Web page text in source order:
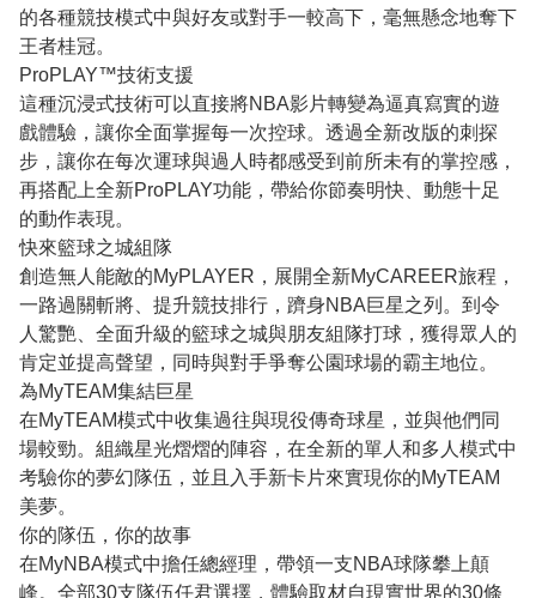
的各種競技模式中與好友或對手一較高下，毫無懸念地奪下
王者桂冠。
ProPLAY™技術支援
這種沉浸式技術可以直接將NBA影片轉變為逼真寫實的遊
戲體驗，讓你全面掌握每一次控球。透過全新改版的刺探
步，讓你在每次運球與過人時都感受到前所未有的掌控感，
再搭配上全新ProPLAY功能，帶給你節奏明快、動態十足
的動作表現。
快來籃球之城組隊
創造無人能敵的MyPLAYER，展開全新MyCAREER旅程，
一路過關斬將、提升競技排行，躋身NBA巨星之列。到令
人驚艷、全面升級的籃球之城與朋友組隊打球，獲得眾人的
肯定並提高聲望，同時與對手爭奪公園球場的霸主地位。
為MyTEAM集結巨星
在MyTEAM模式中收集過往與現役傳奇球星，並與他們同
場較勁。組織星光熠熠的陣容，在全新的單人和多人模式中
考驗你的夢幻隊伍，並且入手新卡片來實現你的MyTEAM
美夢。
你的隊伍，你的故事
在MyNBA模式中擔任總經理，帶領一支NBA球隊攀上顛
峰。全部30支隊伍任君選擇，體驗取材自現實世界的30條